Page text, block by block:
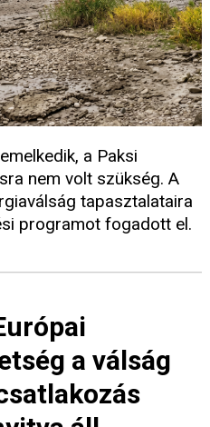
a Paksi
nem volt szükség. A
tapasztalataira
programot fogadott el.
a válság